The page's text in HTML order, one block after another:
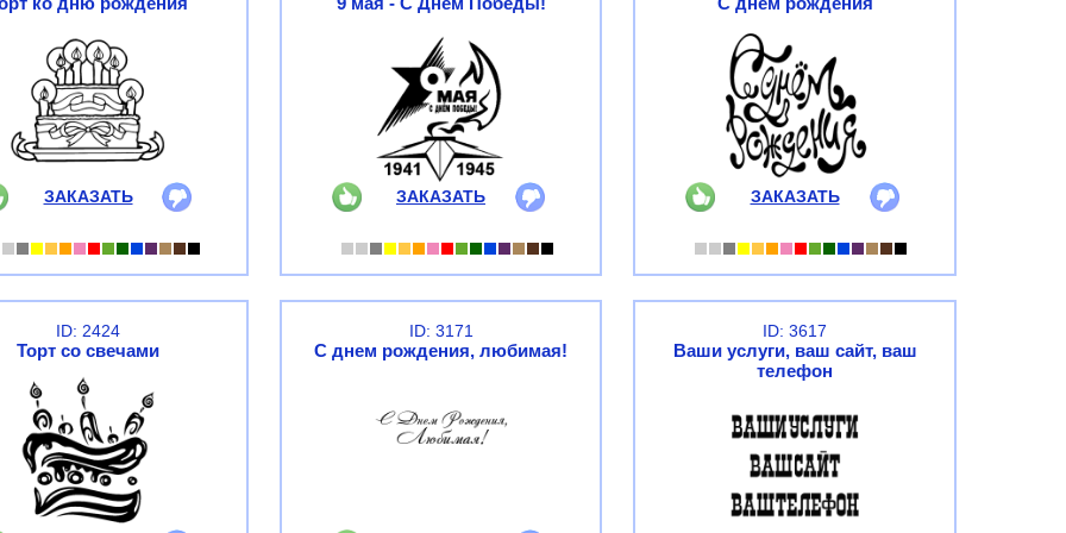
ЗАКАЗАТЬ ЗАКАЗАТЬ ЗАКАЗАТЬ
ID: 2424
Торт со свечами
ID: 3171
С днем рождения, любимая!
ID: 3617
Ваши услуги, ваш сайт, ваш
телефон